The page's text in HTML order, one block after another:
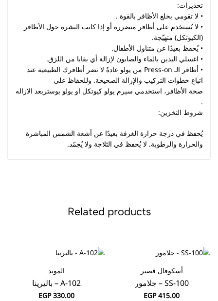
تحذيرات:
• لا تقومي بخلع الأظافر بالقوة .
• لا يُستخدم على أظافر متضررة أو إذا كانت البشرة حول الأظافر
(الكيوتكل) متهيّجة.
• يُحفظ بعيدًا عن متناول الأطفال.
• اغسلي اليدين بالماء والصابون لإزالة أي بقايا من اللزق.
• أظافر الـ Press-on من يولو عادةً لا تضر أظافرك الطبيعية عند
اتباع خطوات التركيب والإزالة الصحيحة. وللحفاظ على
صحة الأظافر، استخدمي سيرم يولو كيوتكل او يولو بوستربعد الازاله
.
شروط التخزين:
يُحفظ في درجة حرارة الغرفة بعيدًا عن أشعة الشمس المباشرة
والحرارة والرطوبة. لا يُحفظ في الثلاجة ولا يُجمّد.
Related products
أسكوفال قصير
SS-100 – جلامور
EGP415.00
الموند
A-102 – باليرينا
EGP330.00